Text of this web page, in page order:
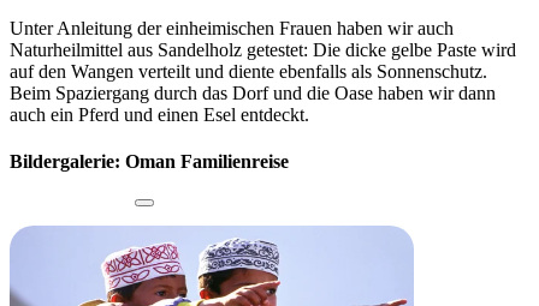
Unter Anleitung der einheimischen Frauen haben wir auch
Naturheilmittel aus Sandelholz getestet: Die dicke gelbe Paste wird
auf den Wangen verteilt und diente ebenfalls als Sonnenschutz.
Beim Spaziergang durch das Dorf und die Oase haben wir dann
auch ein Pferd und einen Esel entdeckt.
Bildergalerie: Oman Familienreise